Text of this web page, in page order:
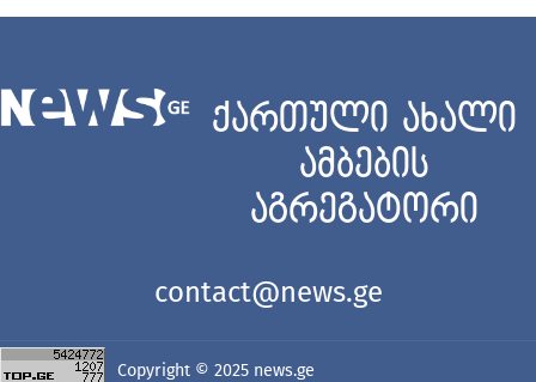
ქართული ახალი
ამბების
აგრეგატორი
contact@news.ge
Copyright © 2025 news.ge